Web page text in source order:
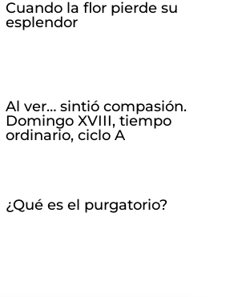
Cuando la flor pierde su
esplendor
Al ver… sintió compasión.
Domingo XVIII, tiempo
ordinario, ciclo A
¿Qué es el purgatorio?